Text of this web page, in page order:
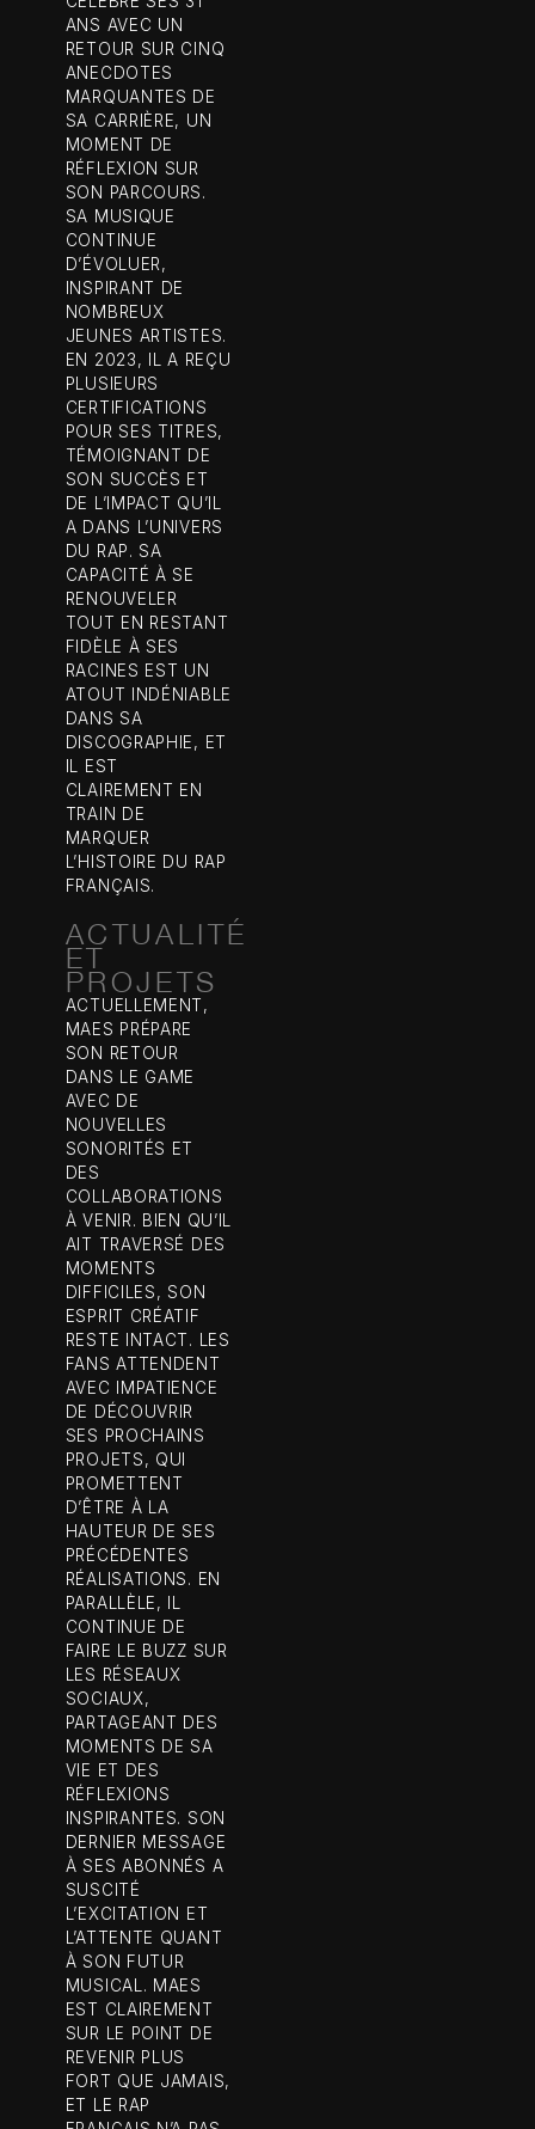
ANS AVEC UN
RETOUR SUR CINQ
ANECDOTES
MARQUANTES DE
SA CARRIÈRE, UN
MOMENT DE
RÉFLEXION SUR
SON PARCOURS.
SA MUSIQUE
CONTINUE
D’ÉVOLUER,
INSPIRANT DE
NOMBREUX
JEUNES ARTISTES.
EN 2023, IL A REÇU
PLUSIEURS
CERTIFICATIONS
POUR SES TITRES,
TÉMOIGNANT DE
SON SUCCÈS ET
DE L’IMPACT QU’IL
A DANS L’UNIVERS
DU RAP. SA
CAPACITÉ À SE
RENOUVELER
TOUT EN RESTANT
FIDÈLE À SES
RACINES EST UN
ATOUT INDÉNIABLE
DANS SA
DISCOGRAPHIE, ET
IL EST
CLAIREMENT EN
TRAIN DE
MARQUER
L’HISTOIRE DU RAP
FRANÇAIS.
ACTUALITÉ
ET
PROJETS
ACTUELLEMENT,
MAES PRÉPARE
SON RETOUR
DANS LE GAME
AVEC DE
NOUVELLES
SONORITÉS ET
DES
COLLABORATIONS
À VENIR. BIEN QU’IL
AIT TRAVERSÉ DES
MOMENTS
DIFFICILES, SON
ESPRIT CRÉATIF
RESTE INTACT. LES
FANS ATTENDENT
AVEC IMPATIENCE
DE DÉCOUVRIR
SES PROCHAINS
PROJETS, QUI
PROMETTENT
D’ÊTRE À LA
HAUTEUR DE SES
PRÉCÉDENTES
RÉALISATIONS. EN
PARALLÈLE, IL
CONTINUE DE
FAIRE LE BUZZ SUR
LES RÉSEAUX
SOCIAUX,
PARTAGEANT DES
MOMENTS DE SA
VIE ET DES
RÉFLEXIONS
INSPIRANTES. SON
DERNIER MESSAGE
À SES ABONNÉS A
SUSCITÉ
L’EXCITATION ET
L’ATTENTE QUANT
À SON FUTUR
MUSICAL. MAES
EST CLAIREMENT
SUR LE POINT DE
REVENIR PLUS
FORT QUE JAMAIS,
ET LE RAP